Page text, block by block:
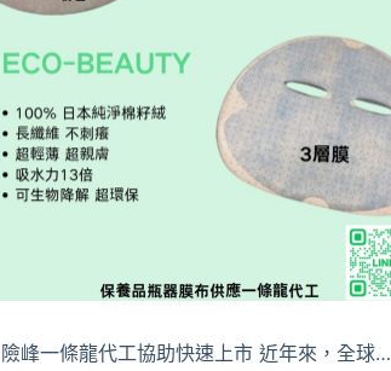
險峰一條龍代工協助快速上市 近年來，全球…